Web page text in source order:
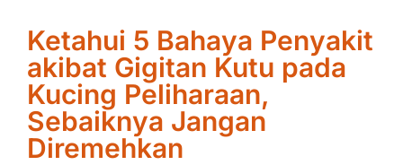
Ketahui 5 Bahaya Penyakit
akibat Gigitan Kutu pada
Kucing Peliharaan,
Sebaiknya Jangan
Diremehkan